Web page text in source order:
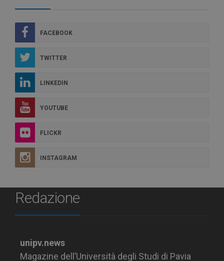
FACEBOOK
TWITTER
LINKEDIN
YOUTUBE
FLICKR
INSTAGRAM
Redazione
unipv.news
Magazine dell’Università degli Studi di Pavia